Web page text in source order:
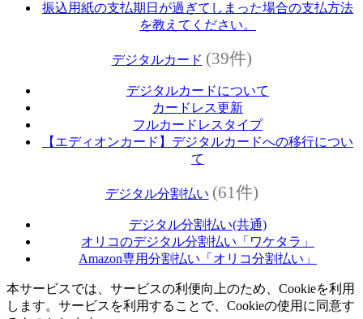
振込用紙の支払期日が過ぎてしまった場合の支払方法
を教えてください。
デジタルカード (39件)
デジタルカードについて
カードレス更新
フルカードレスタイプ
【エディオンカード】デジタルカードへの移行につい
て
デジタル分割払い (61件)
デジタル分割払い(共通)
オリコのデジタル分割払い「ワケタラ」
Amazon専用分割払い「オリコ分割払い」
本サービスでは、サービスの利便向上のため、Cookieを利用
します。サービスを利用することで、Cookieの使用に同意す